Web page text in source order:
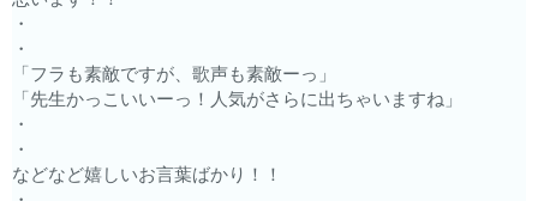
・
・
「フラも素敵ですが、歌声も素敵ーっ」
「先生かっこいいーっ！人気がさらに出ちゃいますね」
・
・
などなど嬉しいお言葉ばかり！！